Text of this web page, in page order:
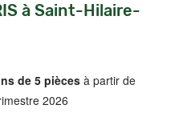
à Saint-Hilaire-
de 5 pièces à partir de
2026